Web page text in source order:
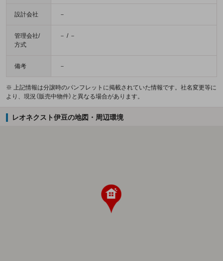
設計会社 －
管理会社/
方式
－ / －
備考 －
※ 上記情報は分譲時のパンフレットに掲載されていた情報です。社名変更等に
より、現況（販売中物件）と異なる場合があります。
レオネクスト伊豆の地図・周辺環境